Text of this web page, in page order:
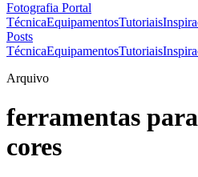
Fotografia Portal
TécnicaEquipamentosTutoriais
Posts
TécnicaEquipamentosTutoriais
Arquivo
ferramentas
cores